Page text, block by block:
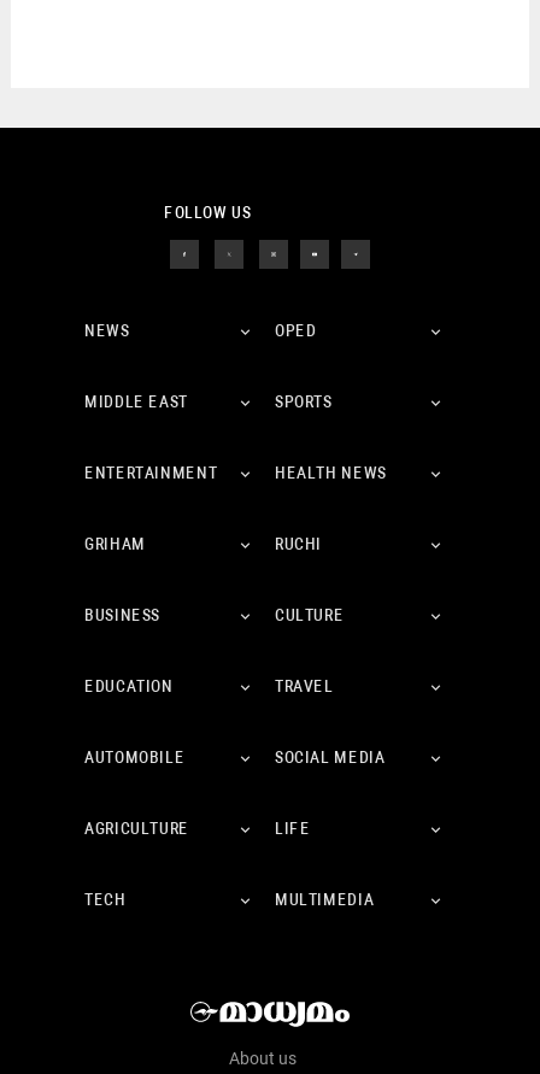
FOLLOW US
NEWS OPED
MIDDLE EAST SPORTS
ENTERTAINMENT HEALTH NEWS
GRIHAM RUCHI
BUSINESS CULTURE
EDUCATION TRAVEL
AUTOMOBILE SOCIAL MEDIA
AGRICULTURE LIFE
TECH MULTIMEDIA
About us